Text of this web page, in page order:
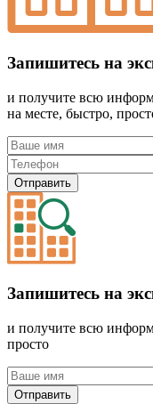
Запишитесь на
и получите всю
на месте, быстро,
Отправить
Запишитесь на
и получите всю
просто
Отправить